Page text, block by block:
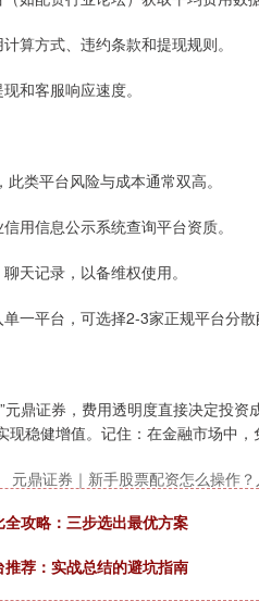
算方式、违约条款和提现规则。
和客服响应速度。
类平台风险与成本通常双高。
用信息公示系统查询平台资质。
天记录，以备维权使用。
一平台，可选择2-3家正规平台分散
鼎证券，费用透明度直接决定投
稳健增值。记住：在金融市场中，
元鼎证券｜新手股票配资怎么操作
攻略：三步选出最优方案
荐：实战总结的避坑指南